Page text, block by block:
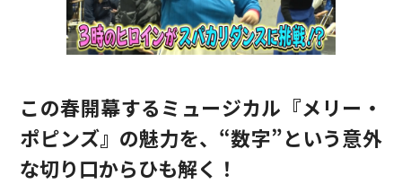
この春開幕するミュージカル『メリー・
ポピンズ』の魅力を、“数字”という意外
な切り口からひも解く！